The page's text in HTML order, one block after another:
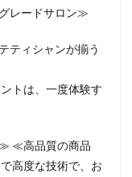
レードサロン≫
ティシャンが揃う
トは、一度体験す
≪高品質の商品
高度な技術で、お